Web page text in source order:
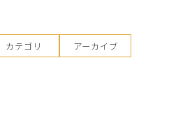
カテゴリ アーカイブ